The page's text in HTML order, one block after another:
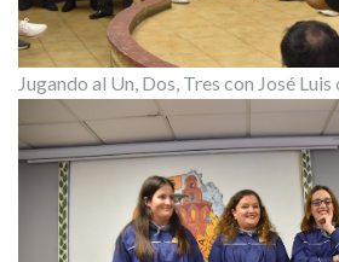
Jugando al Un, Dos, Tres con José